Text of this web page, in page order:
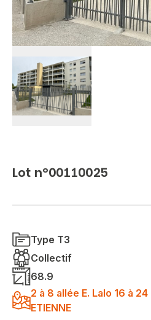
Lot n°00110025
Type T3
Collectif
68.9
2 à 8 allée E. Lalo 16 à
ETIENNE